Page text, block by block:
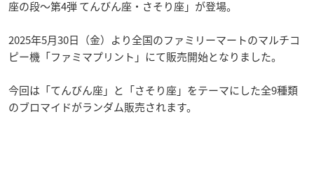
座の段〜第4弾 てんびん座・さそり座」が登場。
2025年5月30日（金）より全国のファミリーマートのマルチコ
ピー機「ファミマプリント」にて販売開始となりました。
今回は「てんびん座」と「さそり座」をテーマにした全9種類
のブロマイドがランダム販売されます。